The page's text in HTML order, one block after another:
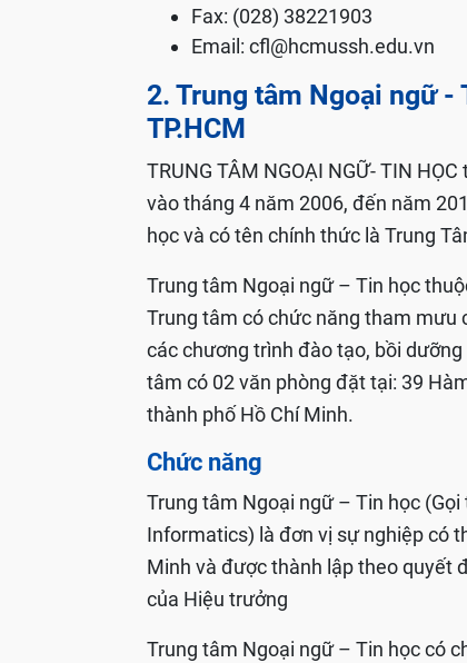
Fax: (028) 38221903
Email: cfl@hcmussh.edu.vn
2. Trung tâm Ngoại ngữ
TP.HCM
TRUNG TÂM NGOẠI NGỮ- TIN
vào tháng 4 năm 2006, đến năm
học và có tên chính thức là Trung
Trung tâm Ngoại ngữ – Tin học
Trung tâm có chức năng tham mưu
các chương trình đào tạo, bồi
tâm có 02 văn phòng đặt tại: 39
thành phố Hồ Chí Minh.
Chức năng
Trung tâm Ngoại ngữ – Tin học
Informatics) là đơn vị sự nghiệp có
Minh và được thành lập theo quyết
của Hiệu trưởng
Trung tâm Ngoại ngữ – Tin học có